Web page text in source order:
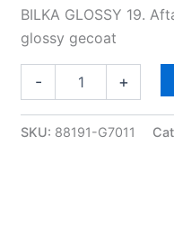
BILKA GLOSSY 19.
glossy gecoat
-
glossy
aantal
+
SKU: 88191-G7011